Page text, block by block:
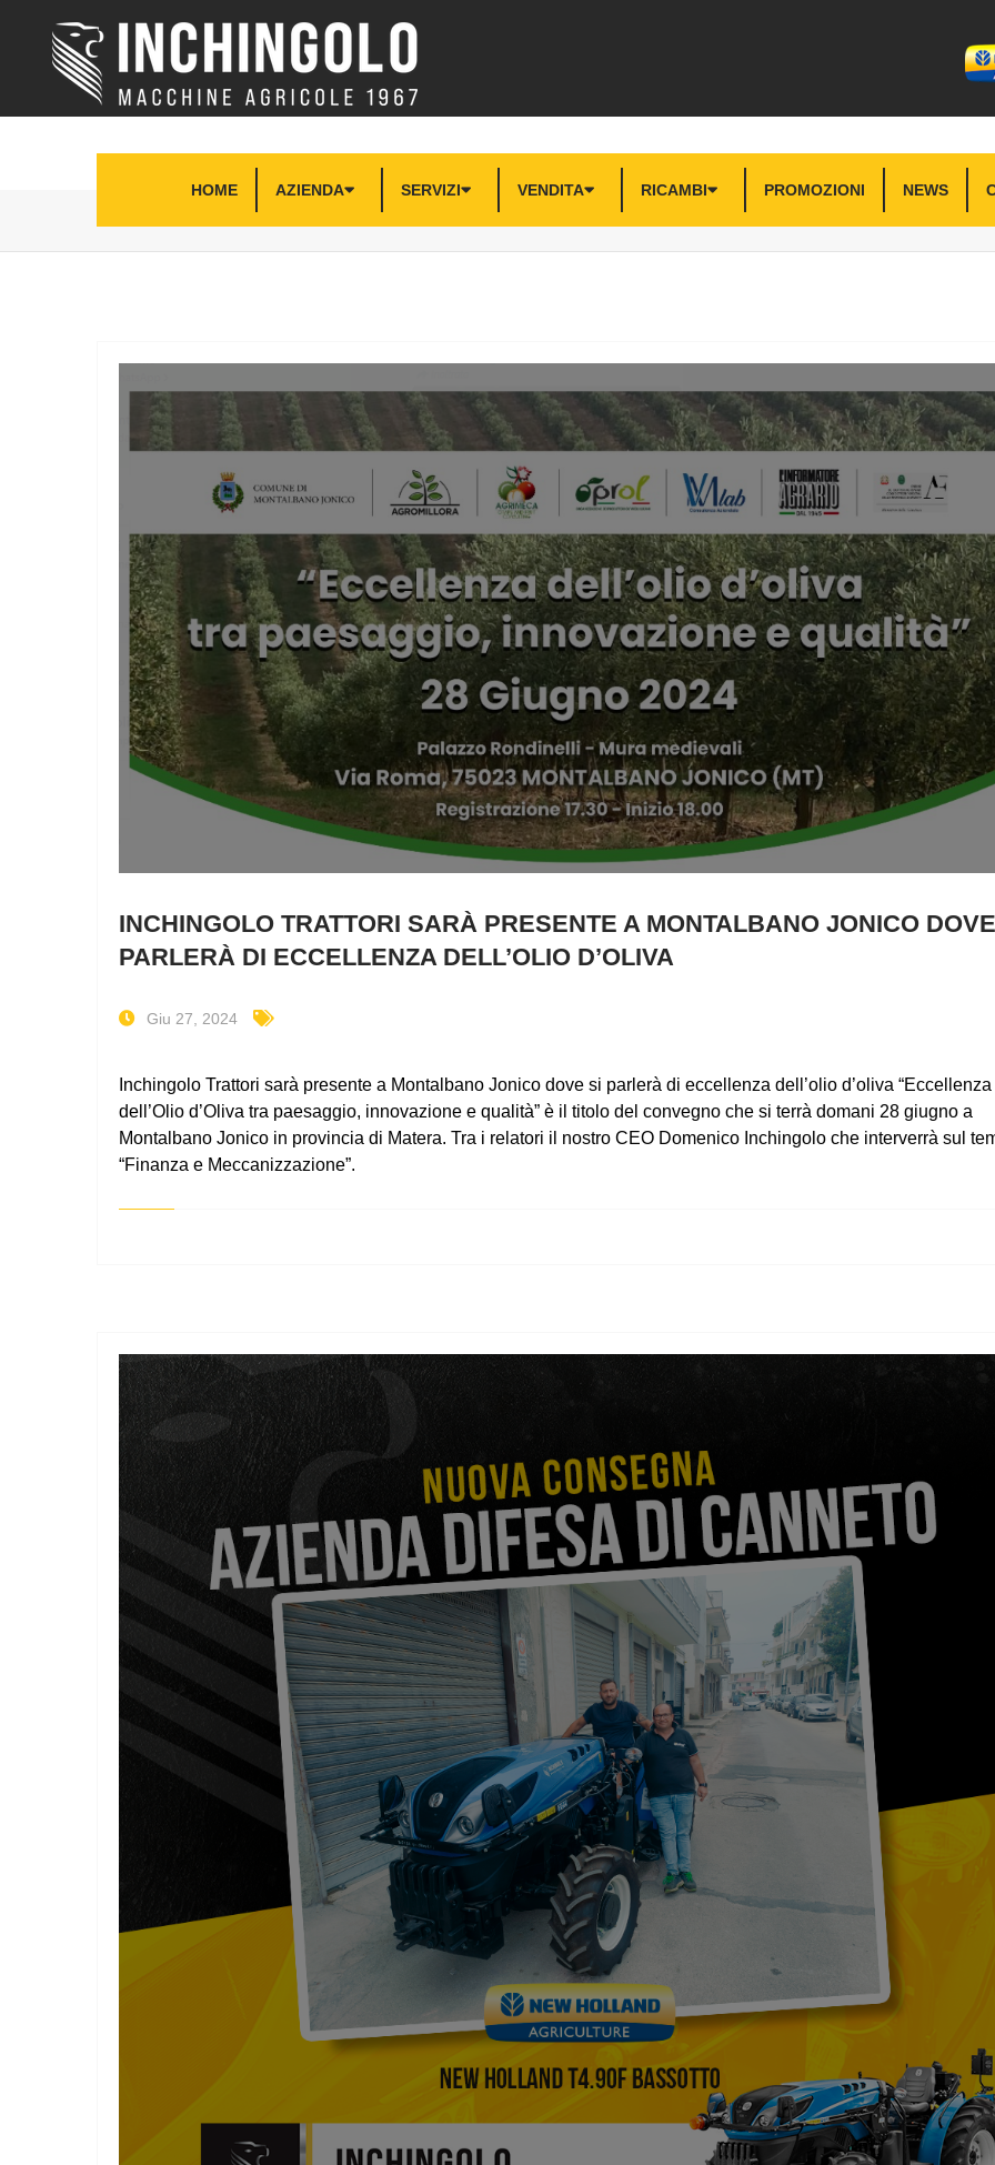
HOME AZIENDA SERVIZI VENDITA RICAMBI PROMOZIONI NEWS
INCHINGOLO TRATTORI SARÀ PRESENTE A MONTALBANO JONICO
PARLERÀ DI ECCELLENZA DELL’OLIO D’OLIVA
Giu 27, 2024
Inchingolo Trattori sarà presente a Montalbano Jonico dove si parlerà di eccellenza dell’olio d’oliva “Eccellenza
dell’Olio d’Oliva tra paesaggio, innovazione e qualità” è il titolo del convegno che si terrà domani 28 giugno a
Montalbano Jonico in provincia di Matera. Tra i relatori il nostro CEO Domenico Inchingolo che interverrà sul
“Finanza e Meccanizzazione”.